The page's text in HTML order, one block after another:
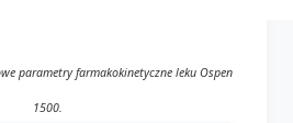
parametry farmakokinetyczne leku Ospen
1500.